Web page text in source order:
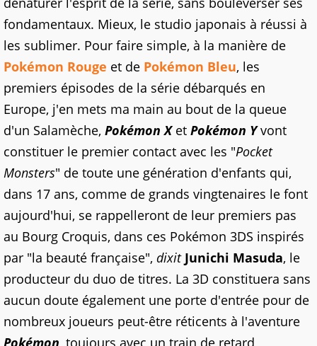
fondamentaux. Mieux, le studio japonais à réussi à
les sublimer. Pour faire simple, à la manière de
Pokémon Rouge et de Pokémon Bleu, les
premiers épisodes de la série débarqués en
Europe, j'en mets ma main au bout de la queue
d'un Salamèche, Pokémon Xet Pokémon Yvont
constituer le premier contact avec les "Pocket
Monsters" de toute une génération d'enfants qui,
dans 17 ans, comme de grands vingtenaires le font
aujourd'hui, se rappelleront de leur premiers pas
au Bourg Croquis, dans ces Pokémon 3DS inspirés
par "la beauté française", dixit Junichi Masuda, le
producteur du duo de titres. La 3D constituera sans
aucun doute également une porte d'entrée pour de
nombreux joueurs peut-être réticents à l'aventure